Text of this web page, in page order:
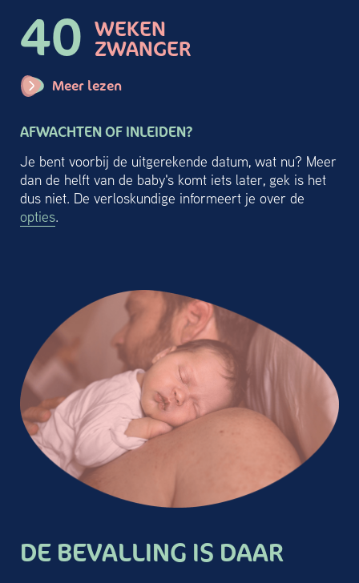
40 WEKEN
ZWANGER
Meer lezen
AFWACHTEN OF INLEIDEN?
Je bent voorbij de uitgerekende datum, wat nu? Meer
dan de helft van de baby's komt iets later, gek is het
dus niet. De verloskundige informeert je over de
opties.
DE BEVALLING IS DAAR